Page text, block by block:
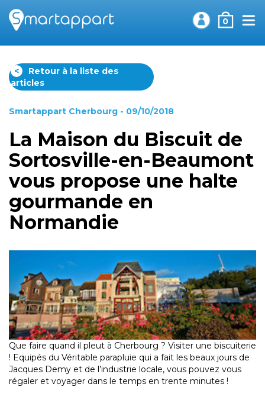
0
<
Retour à la liste des
articles
Smartappart Cherbourg - 09/10/2018
La Maison du Biscuit de
Sortosville-en-Beaumont
vous propose une halte
gourmande en
Normandie
Que faire quand il pleut à Cherbourg ? Visiter une biscuiterie
! Equipés du Véritable parapluie qui a fait les beaux jours de
Jacques Demy et de l’industrie locale, vous pouvez vous
régaler et voyager dans le temps en trente minutes !